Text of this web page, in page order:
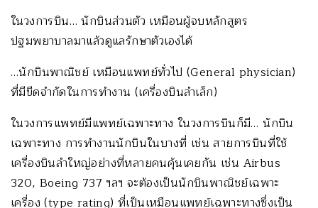
ในวงการบิน… นักบินส่วนตัว เหมือนผู้จบหลักสูตร
ปฐมพยาบาลมาแล้วดูแลรักษาตัวเองได้
…นักบินพาณิชย์ เหมือนแพทย์ทั่วไป (General physician)
ที่มีขีดจำกัดในการทำงาน (เครื่องบินลำเล็ก)
ในวงการแพทย์มีแพทย์เฉพาะทาง ในวงการบินก็มี… นักบิน
เฉพาะทาง การทำงานนักบินในบางที่ เช่น สายการบินที่ใช้
เครื่องบินลำใหญ่อย่างที่หลายคนคุ้นเคยกัน เช่น Airbus
320, Boeing 737 ฯลฯ จะต้องเป็นนักบินพาณิชย์เฉพาะ
เครื่อง (type rating) ที่เป็นเหมือนแพทย์เฉพาะทางซึ่งเป็น